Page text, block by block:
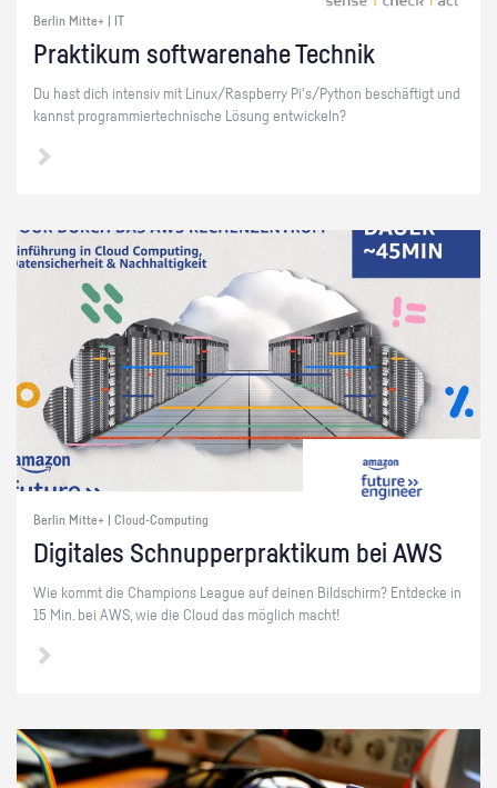
Berlin Mitte+ | IT
Prak­ti­kum soft­ware­na­he Tech­nik
Du hast dich in­ten­siv mit Linux/Raspber­ry Pi's/Py­thon be­schäf­tigt und
kannst pro­gram­mier­tech­ni­sche Lö­sung ent­wi­ckeln?
Berlin Mitte+ | Cloud-Computing
Di­gi­ta­les Schnup­per­prak­ti­kum bei AWS
Wie kommt die Cham­pi­ons Le­ague auf dei­nen Bild­schirm? Ent­de­cke in
15 Min. bei AWS, wie die Cloud das mög­lich macht!